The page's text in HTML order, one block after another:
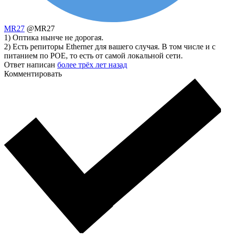
MR27 @MR27
1) Оптика нынче не дорогая.
2) Есть репиторы Etherner для вашего случая. В том числе и с
питанием по POE, то есть от самой локальной сети.
Ответ написан более трёх лет назад
Комментировать